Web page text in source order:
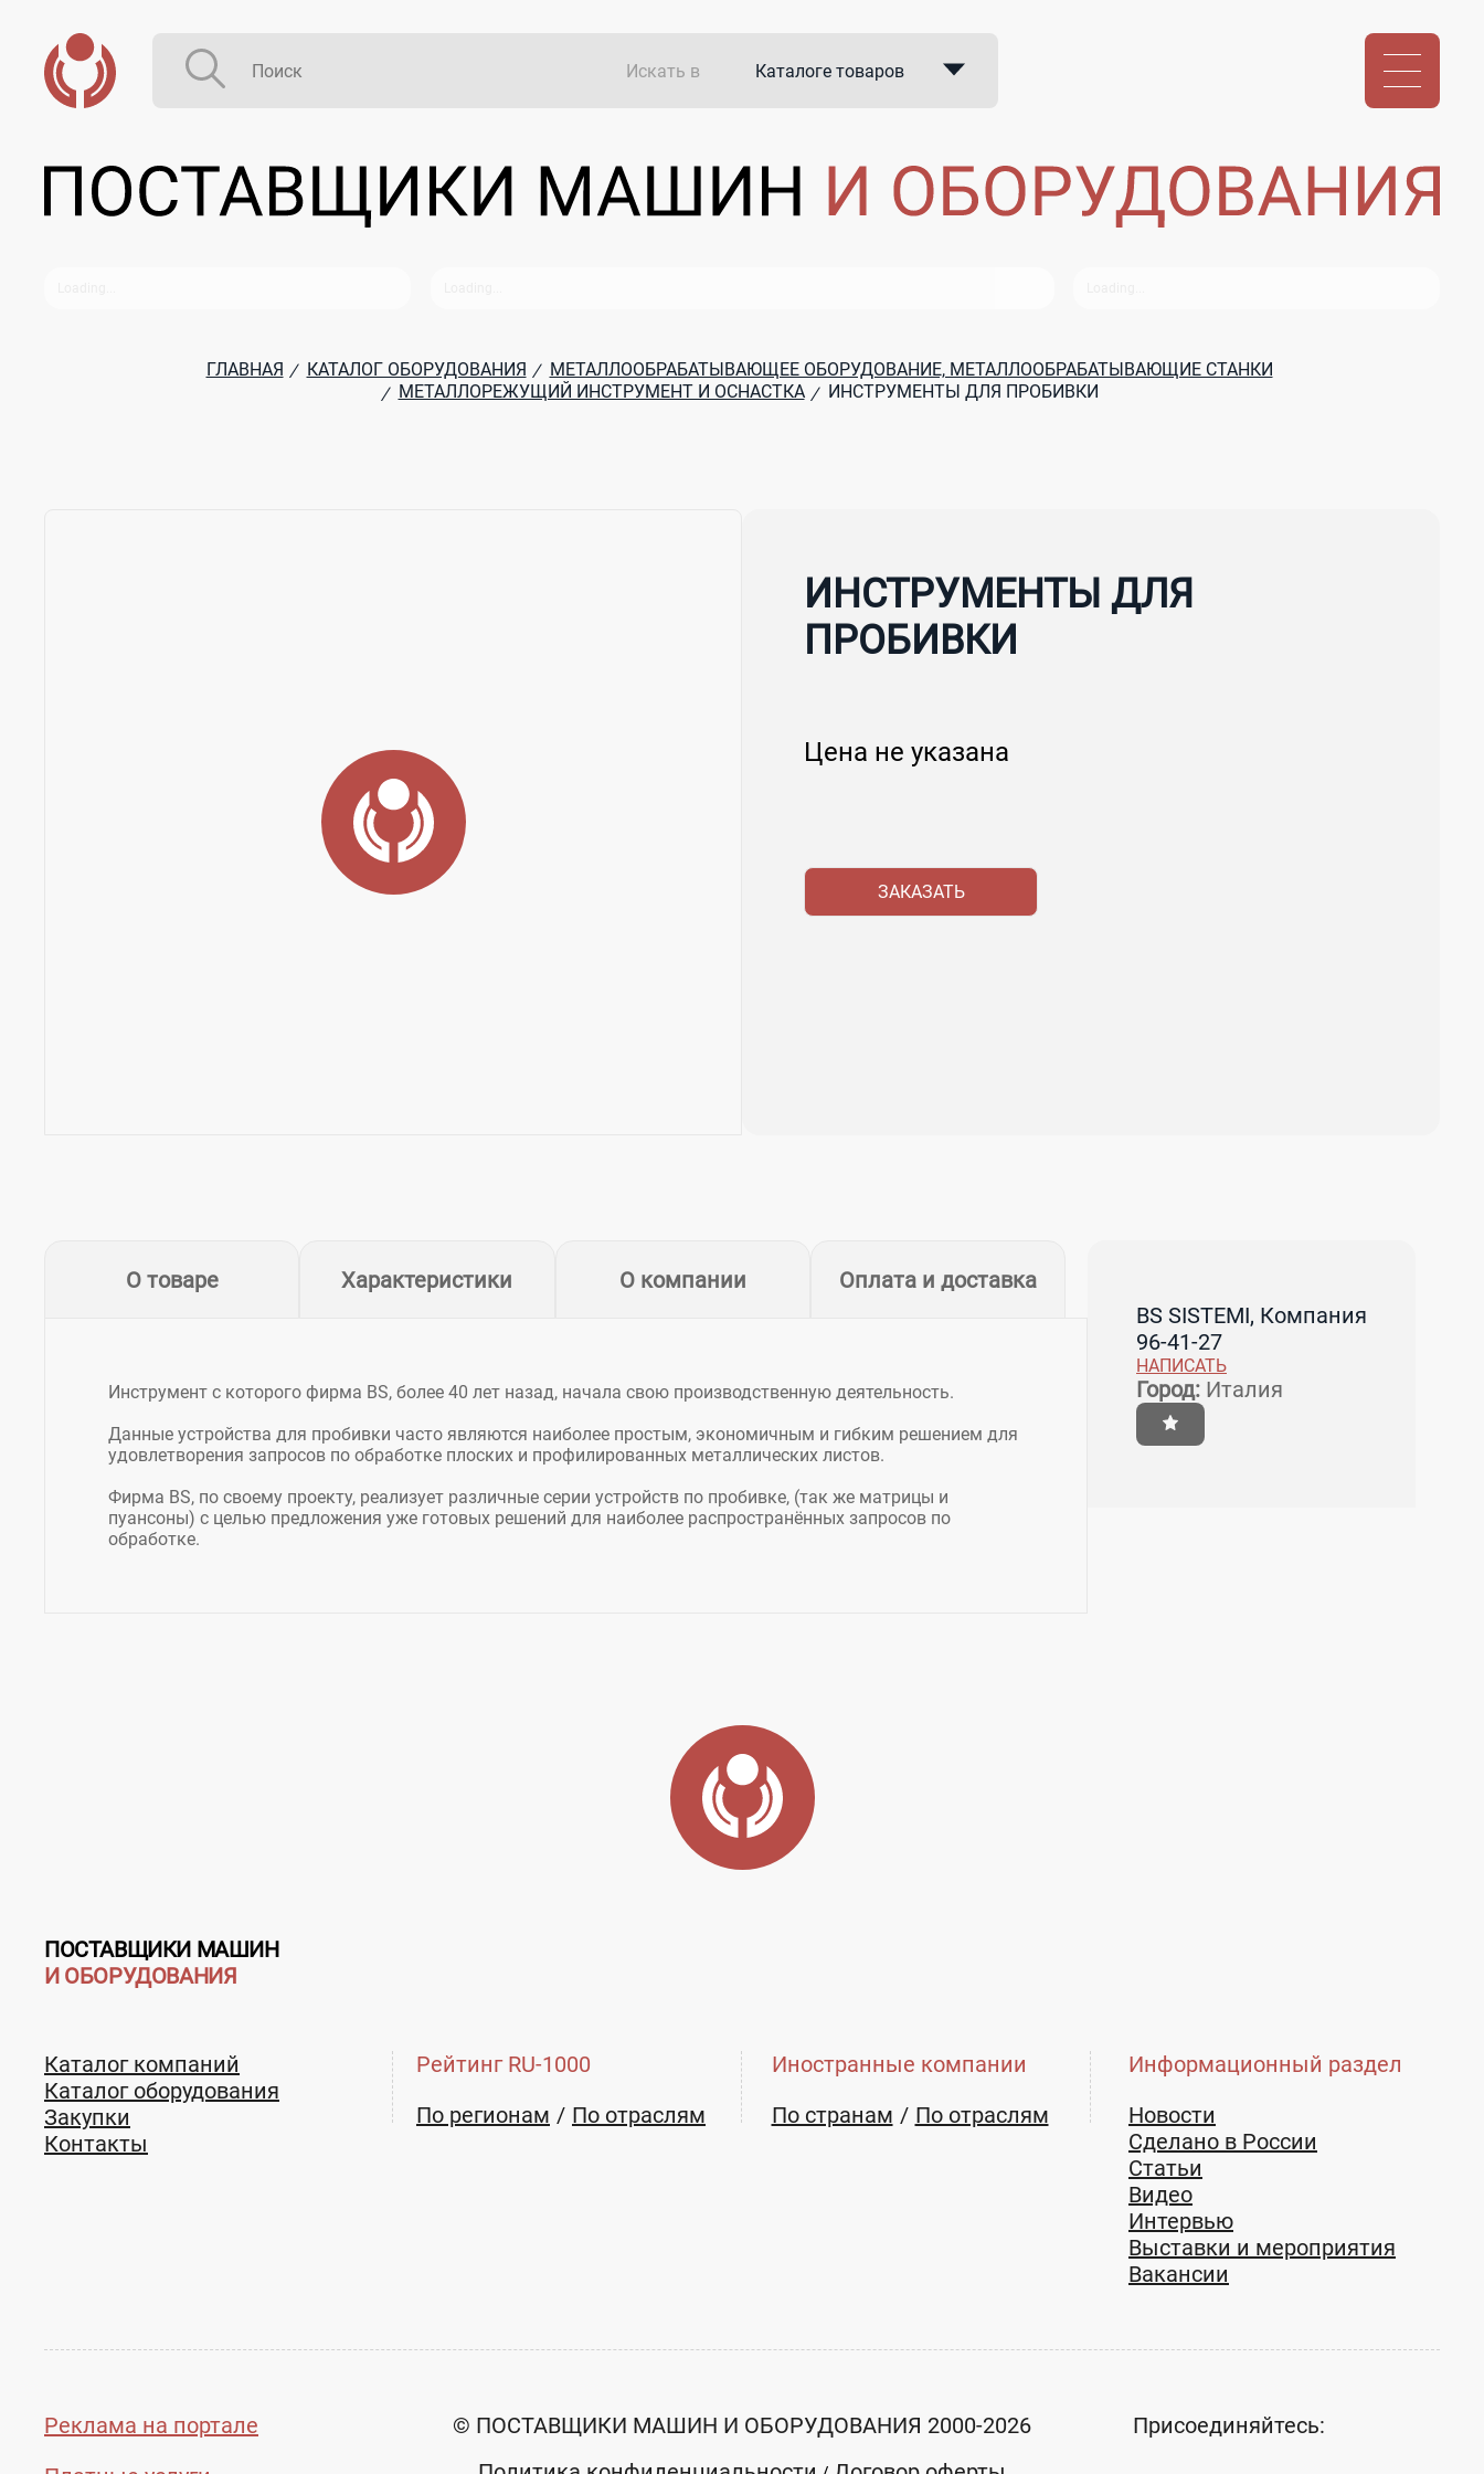
Искать в Каталоге товаров
В закупках
ГЛАВНАЯ / КАТАЛОГ ОБОРУДОВАНИЯ / МЕТАЛЛООБРАБАТЫВАЮЩЕЕ ОБОРУДОВАНИЕ, МЕТАЛЛООБРАБАТЫВАЮЩИЕ СТАНКИ
/
МЕТАЛЛОРЕЖУЩИЙ ИНСТРУМЕНТ И ОСНАСТКА / ИНСТРУМЕНТЫ ДЛЯ ПРОБИВКИ
ИНСТРУМЕНТЫ ДЛЯ
ПРОБИВКИ
Цена не указана
ЗАКАЗАТЬ
О товаре Характеристики О компании Оплата и доставка
Инструмент с которого фирма BS, более 40 лет назад, начала свою производственную деятельность.
Данные устройства для пробивки часто являются наиболее простым, экономичным и гибким решением для
удовлетворения запросов по обработке плоских и профилированных металлических листов.
Фирма BS, по своему проекту, реализует различные серии устройств по пробивке, (так же матрицы и
пуансоны) с целью предложения уже готовых решений для наиболее распространённых запросов по
обработке.
BS SISTEMI, Компания
96-41-27
НАПИСАТЬ
Город: Италия
ПОСТАВЩИКИ МАШИН
И ОБОРУДОВАНИЯ
Каталог компаний
Каталог оборудования
Закупки
Контакты
Рейтинг RU-1000
По регионам
По отраслям
Иностранные компании
По странам
По отраслям
Информационный раздел
Новости
Сделано в России
Статьи
Видео
Интервью
Выставки и мероприятия
Вакансии
Реклама на портале
© ПОСТАВЩИКИ МАШИН И ОБОРУДОВАНИЯ 2000-2026
Присоединяйтесь: